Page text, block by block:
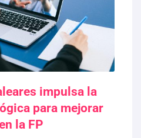
impulsa la
para mejorar
la FP